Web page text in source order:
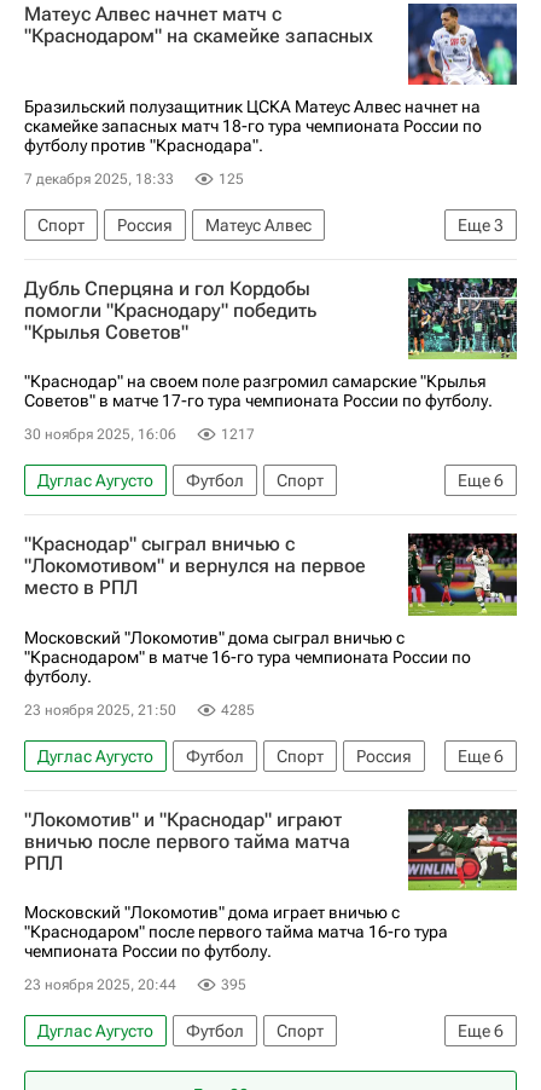
Краснодар
ПФК ЦСКА Владислав Тороп
Матеус Алвес начнет матч с
"Краснодаром" на скамейке запасных
Бразильский полузащитник ЦСКА Матеус Алвес начнет на
скамейке запасных матч 18-го тура чемпионата России по
футболу против "Краснодара".
7 декабря 2025, 18:33 125
Еще3
Спорт Россия
Матеус Алвес
Краснодар
ПФК ЦСКА
РПЛ 2026-2027 (Чемпионат России по футболу)
Дубль Сперцяна и гол Кордобы
помогли "Краснодару" победить
"Крылья Советов"
"Краснодар" на своем поле разгромил самарские "Крылья
Советов" в матче 17-го тура чемпионата России по футболу.
30 ноября 2025, 16:06 1217
Еще6
Дуглас Аугусто Футбол
Спорт
Джон Кордоба
Эдуард Сперцян
ПФК ЦСКА
Крылья Советов
РПЛ 2026-2027 (Чемпионат России по футболу)
"Краснодар" сыграл вничью с
"Локомотивом" и вернулся на первое
место в РПЛ
Московский "Локомотив" дома сыграл вничью с
"Краснодаром" в матче 16-го тура чемпионата России по
футболу.
23 ноября 2025, 21:50 4285
Еще6
Дуглас Аугусто Футбол Спорт
Россия
Москва
Александр Руденко
Локомотив (Москва)
РПЛ 2026-2027 (Чемпионат России по футболу)
Краснодар
Нант
"Локомотив" и "Краснодар" играют
вничью после первого тайма матча
РПЛ
Московский "Локомотив" дома играет вничью с
"Краснодаром" после первого тайма матча 16-го тура
чемпионата России по футболу.
23 ноября 2025, 20:44 395
Еще6
Дуглас Аугусто Футбол
Спорт
Анонсы и трансляции матчей